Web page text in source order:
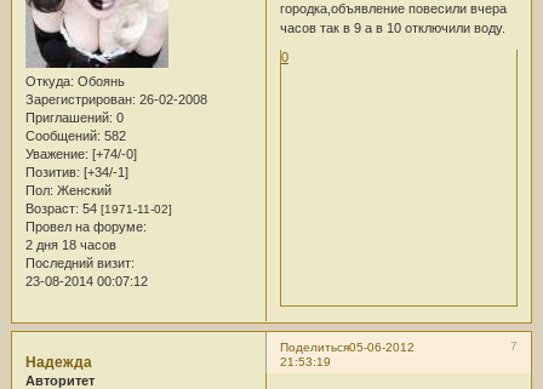
Откуда: Обоянь
Зарегистрирован: 26-02-2008
Приглашений: 0
Сообщений: 582
Уважение: [+74/-0]
Позитив: [+34/-1]
Пол: Женский
Возраст: 54 [1971-11-02]
Провел на форуме:
2 дня 18 часов
Последний визит:
23-08-2014 00:07:12
городка,объявление повесили вчера
часов так в 9 а в 10 отключили воду.
0
Поделиться 7
05-06-2012
21:53:19
Надежда
Авторитет